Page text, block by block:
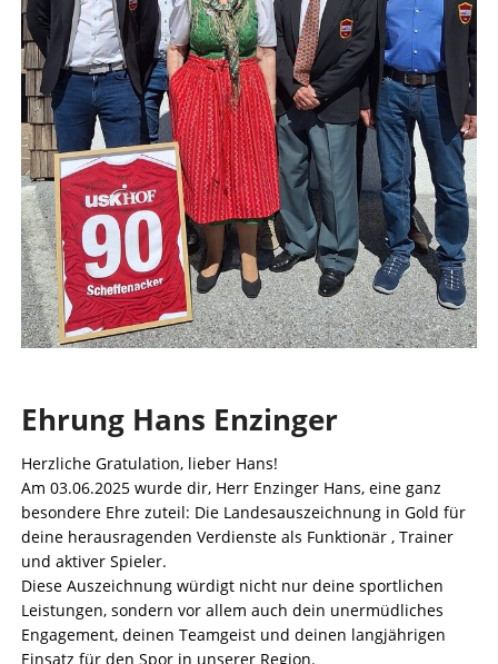
Ehrung Hans Enzinger
Herzliche Gratulation, lieber Hans!
Am 03.06.2025 wurde dir, Herr Enzinger Hans, eine ganz
besondere Ehre zuteil: Die Landesauszeichnung in Gold für
deine herausragenden Verdienste als Funktionär , Trainer
und aktiver Spieler.
Diese Auszeichnung würdigt nicht nur deine sportlichen
Leistungen, sondern vor allem auch dein unermüdliches
Engagement, deinen Teamgeist und deinen langjährigen
Einsatz für den Spor in unserer Region.